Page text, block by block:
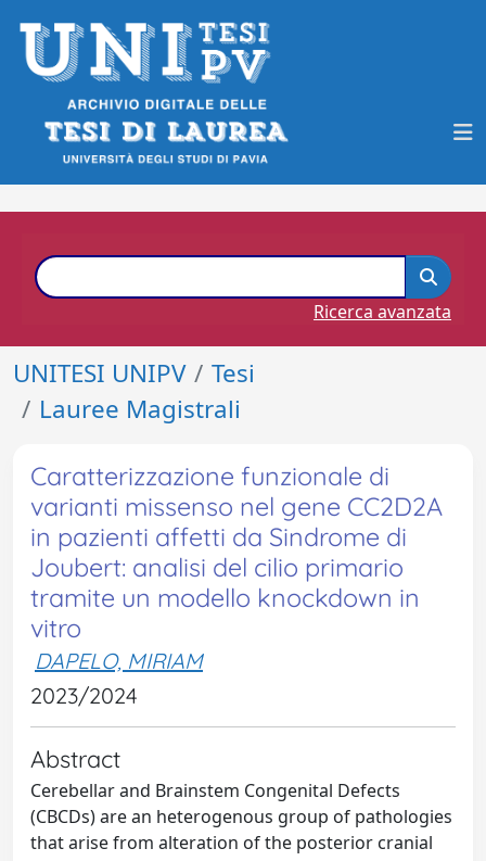
Ricerca avanzata
UNITESI UNIPV
Tesi
Lauree Magistrali
Caratterizzazione funzionale di
varianti missenso nel gene CC2D2A
in pazienti affetti da Sindrome di
Joubert: analisi del cilio primario
tramite un modello knockdown in
vitro
DAPELO, MIRIAM
2023/2024
Abstract
Cerebellar and Brainstem Congenital Defects
(CBCDs) are an heterogenous group of pathologies
that arise from alteration of the posterior cranial